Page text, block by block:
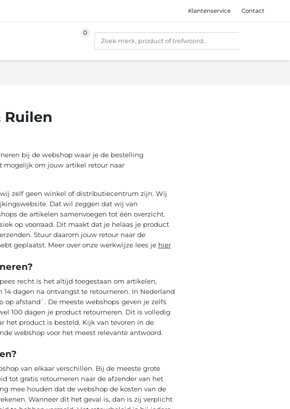
Klantenservice Contact
Ruilen
bij de webshop waar je de bestelling
mogelijk om jouw artikel retour naar
zelf geen winkel of distributiecentrum zijn. Wij
Dat wil zeggen dat wij van
de artikelen samenvoegen tot één overzicht.
op voorraad. Dit maakt dat je helaas je product
Stuur daarom jouw retour naar de
geplaatst. Meer over onze werkwijze lees je hier
recht is het altijd toegestaan om artikelen,
14 dagen na ontvangst te retourneren. In Nederland
op afstand`. De meeste webshops geven je zelfs
100 dagen je product retourneren. Dit is volledig
het product is besteld. Kijk van tevoren in de
webshop voor het meest relevante antwoord.
van elkaar verschillen. Bij de meeste grote
tot gratis retourneren naar de afzender van het
mee houden dat de webshop de kosten van de
Wanneer dit het geval is, dan is zij verplicht